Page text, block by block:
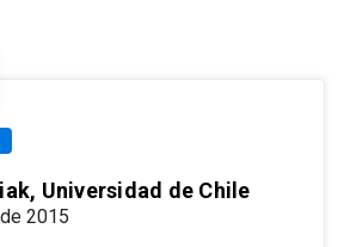
Universidad de Chile
2015